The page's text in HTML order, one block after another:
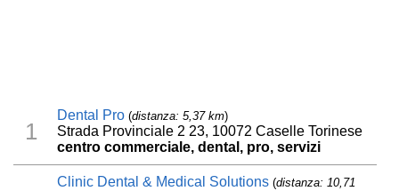
1
Dental Pro (distanza: 5,37 km)
Strada Provinciale 2 23, 10072 Caselle Torinese
centro commerciale, dental, pro, servizi
Clinic Dental & Medical Solutions (distanza: 10,71